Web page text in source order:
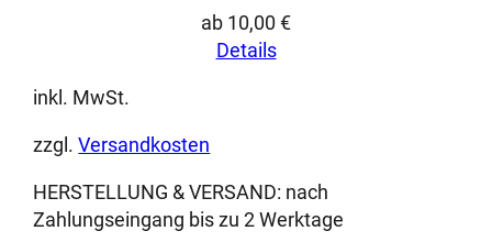
ab 10,00 €
Details
inkl. MwSt.
zzgl.Versandkosten
HERSTELLUNG & VERSAND: nach
Zahlungseingang bis zu 2 Werktage